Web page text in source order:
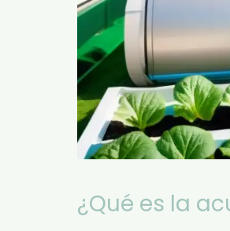
¿Qué es la